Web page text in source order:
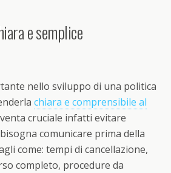
e semplice
nello sviluppo di una politica
chiara e comprensibile al
cruciale infatti evitare
comunicare prima della
come: tempi di cancellazione,
completo, procedure da